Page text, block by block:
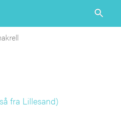
fra Lillesand)